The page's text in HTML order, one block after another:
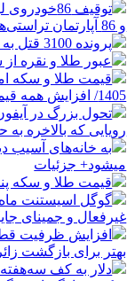
و 86 آپارتمان تراستی‌ها
پرونده 3100 قتل به صلح و سازش ختم شد
عبور طلا و نقره
1405/ افزایش همه قیمت ها + جدول
رویایی که بالاخره به
به خانه‌های آسیب
میشود+ جزئیات
قیمت طلا و سکه پنجشنبه
گوگل اسیستنت ماه
غیرفعال و جمینای
افزایش ظرفیت
بهتر برای بازگشت
دلار به کف